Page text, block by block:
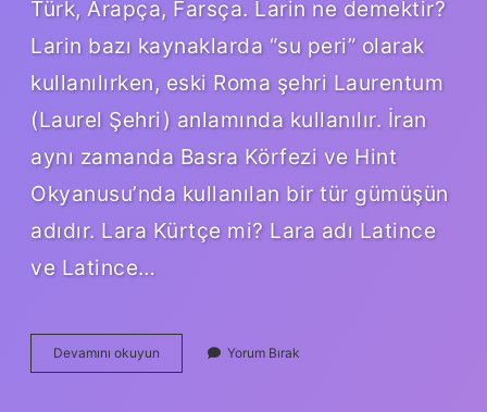
Türk, Arapça, Farsça. Larin ne demektir?
Larin bazı kaynaklarda “su peri” olarak
kullanılırken, eski Roma şehri Laurentum
(Laurel Şehri) anlamında kullanılır. İran
aynı zamanda Basra Körfezi ve Hint
Okyanusu’nda kullanılan bir tür gümüşün
adıdır. Lara Kürtçe mi? Lara adı Latince
ve Latince…
Devamını okuyun
Ismi
Yorum Bırak